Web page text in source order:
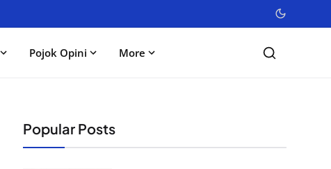
Pojok Opini More
Popular Posts